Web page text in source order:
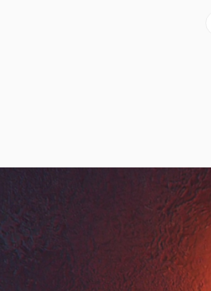
підтримав заборону на видачу віз